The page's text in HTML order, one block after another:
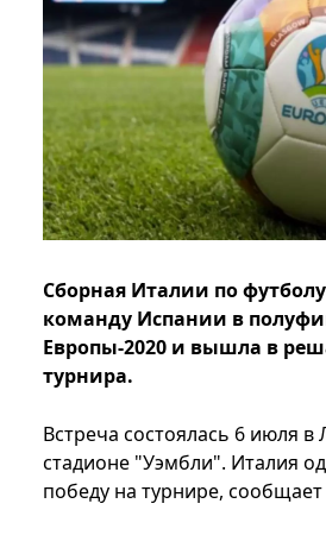
Сборная Италии по
команду Испании в
Европы-2020 и вышла в
турнира.
Встреча состоялась 6 июля в
стадионе "Уэмбли". Италия
победу на турнире,